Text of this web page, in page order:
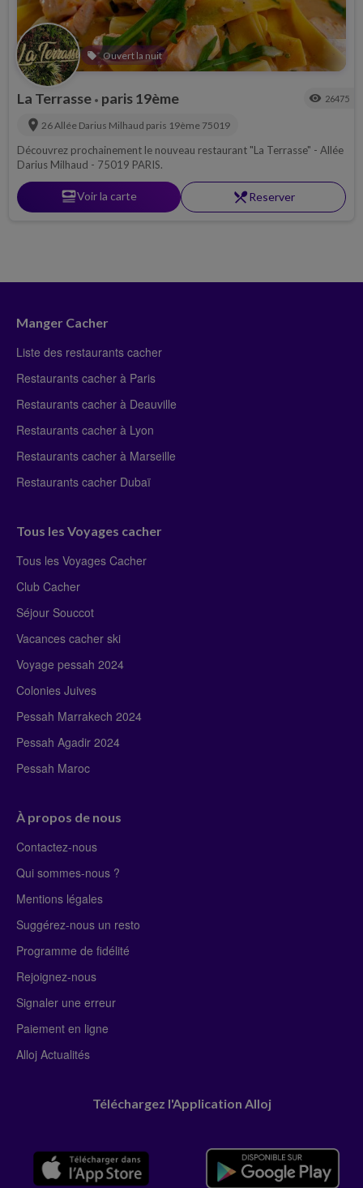
local_offer Ouvert la nuit
La Terrasse • paris 19ème visibility 26475
location_on 26 Allée Darius Milhaud paris 19ème 75019
Découvrez prochainement le nouveau restaurant "La Terrasse" - Allée
Darius Milhaud - 75019 PARIS.
set_mealVoir la carte restaurant_menuReserver
Manger Cacher
Liste des restaurants cacher
Restaurants cacher à Paris
Restaurants cacher à Deauville
Restaurants cacher à Lyon
Restaurants cacher à Marseille
Restaurants cacher Dubaï
Tous les Voyages cacher
Tous les Voyages Cacher
Club Cacher
Séjour Souccot
Vacances cacher ski
Voyage pessah 2024
Colonies Juives
Pessah Marrakech 2024
Pessah Agadir 2024
Pessah Maroc
À propos de nous
Contactez-nous
Qui sommes-nous ?
Mentions légales
Suggérez-nous un resto
Programme de fidélité
Rejoignez-nous
Signaler une erreur
Paiement en ligne
Alloj Actualités
Téléchargez l'Application Alloj